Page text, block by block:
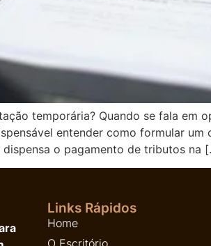
temporária? Quando se fala em
entender como formular
o pagamento de tributos na
Links Rápidos
Home
O Escritório